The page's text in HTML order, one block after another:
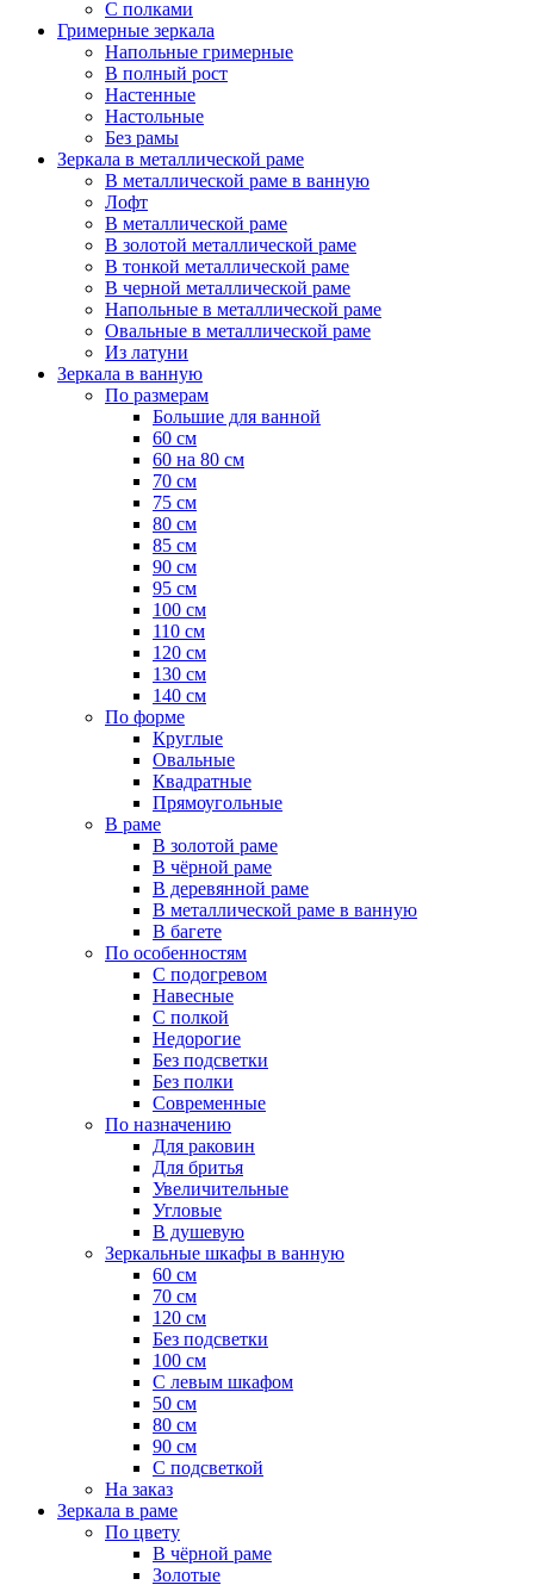
С полками
Гримерные зеркала
Напольные гримерные
В полный рост
Настенные
Настольные
Без рамы
Зеркала в металлической раме
В металлической раме в ванную
Лофт
В металлической раме
В золотой металлической раме
В тонкой металлической раме
В черной металлической раме
Напольные в металлической раме
Овальные в металлической раме
Из латуни
Зеркала в ванную
По размерам
Большие для ванной
60 см
60 на 80 см
70 см
75 см
80 см
85 см
90 см
95 см
100 см
110 см
120 см
130 см
140 см
По форме
Круглые
Овальные
Квадратные
Прямоугольные
В раме
В золотой раме
В чёрной раме
В деревянной раме
В металлической раме в ванную
В багете
По особенностям
С подогревом
Навесные
С полкой
Недорогие
Без подсветки
Без полки
Современные
По назначению
Для раковин
Для бритья
Увеличительные
Угловые
В душевую
Зеркальные шкафы в ванную
60 см
70 см
120 см
Без подсветки
100 см
С левым шкафом
50 см
80 см
90 см
С подсветкой
На заказ
Зеркала в раме
По цвету
В чёрной раме
Золотые